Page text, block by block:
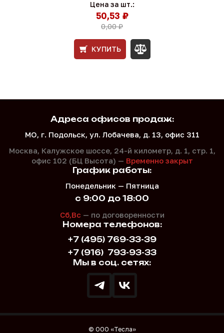
Цена за шт.:
50,53 ₽
0,00 ₽
КУПИТЬ
Адреса офисов продаж:
МО, г. Подольск, ул. Лобачева, д. 13, офис 311
Москва, Калужское шоссе, 24-й километр, д. 1,
стр. 1,
офис 102 (БЦ Высота) — Временно закрыт
Номера телефонов:
+7 (495) 769-33-39
+7 (916) 793-93-33
График работы:
Понедельник — Пятница
с 9:00 до 18:00
Сб,Вс — по договоренности
Мы в соц. сетях:
© ООО «Тесла»